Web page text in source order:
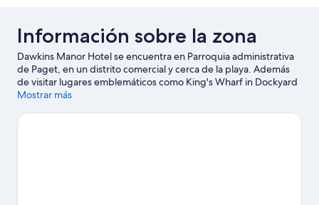
Información sobre la zona
Dawkins Manor Hotel se encuentra en Parroquia administrativa
de Paget, en un distrito comercial y cerca de la playa. Además
de visitar lugares emblemáticos como King's Wharf in Dockyard
y Real Muelle Naval, puedes rodearte de naturaleza en
Arboretum también merecen la pena.
Mostrar más